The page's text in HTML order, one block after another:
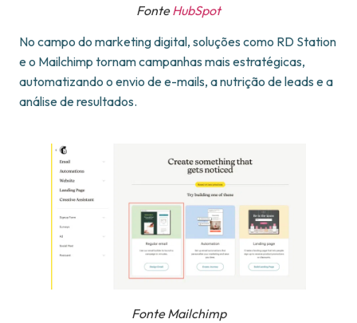
FonteHubSpot
No campo do marketing digital, soluções como RD Station
e o Mailchimp tornam campanhas mais estratégicas,
automatizando o envio de e-mails, a nutrição de leads e a
análise de resultados.
Fonte Mailchimp